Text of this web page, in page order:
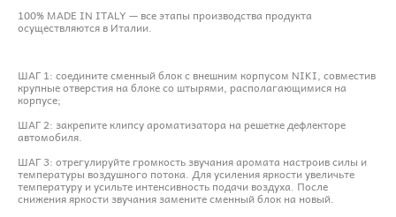
100% MADE IN ITALY — все этапы производства продукта
осуществляются в Италии.
ШАГ 1: соедините сменный блок с внешним корпусом NIKI, совместив
крупные отверстия на блоке со штырями, располагающимися на
корпусе;
ШАГ 2: закрепите клипсу ароматизатора на решетке дефлекторе
автомобиля.
ШАГ 3: отрегулируйте громкость звучания аромата настроив силы и
температуры воздушного потока. Для усиления яркости увеличьте
температуру и усильте интенсивность подачи воздуха. После
снижения яркости звучания замените сменный блок на новый.